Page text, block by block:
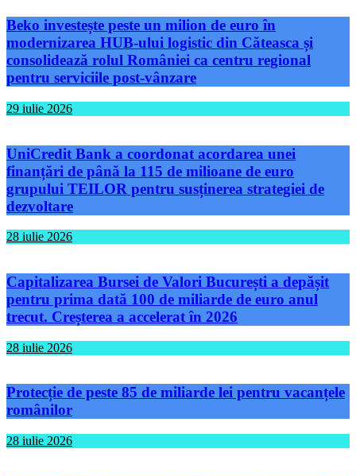
Beko investește peste un milion de euro în
modernizarea HUB-ului logistic din Căteasca și
consolidează rolul României ca centru regional
pentru serviciile post-vânzare
29 iulie 2026
UniCredit Bank a coordonat acordarea unei
finanțări de până la 115 de milioane de euro
grupului TEILOR pentru susținerea strategiei de
dezvoltare
28 iulie 2026
Capitalizarea Bursei de Valori București a depășit
pentru prima dată 100 de miliarde de euro anul
trecut. Creșterea a accelerat în 2026
28 iulie 2026
Protecție de peste 85 de miliarde lei pentru vacanțele
românilor
28 iulie 2026